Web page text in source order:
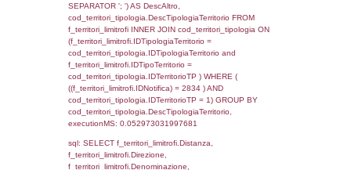
a1_stabilimento.IstComuneSL =
LEFT JOIN el_province AS el_province_1
a1_stabilimento.IstProvinciaSL =
el_province_1.IstProvincia) LEFT JOIN
el_regioni_1 ON
el_regioni_1.IstRegione where
executionMS: 0.0005791187286377
sql: SELECT a2p.Cognome, a2p.Nome